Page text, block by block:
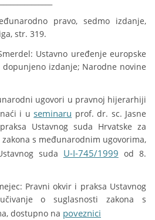
pravo, sedmo izdanje,
str. 319.
Ustavno uređenje europske
izdanje; Narodne novine
ugovori u pravnoj hijerarhiji
naći i useminaru prof. dr. sc. Jasne
Ustavnog suda Hrvatske za
s međunarodnim ugovorima,
suda U-I-745/1999 od 8.
Pravni okvir i praksa Ustavnog
o suglasnosti zakona s
dostupno na poveznici